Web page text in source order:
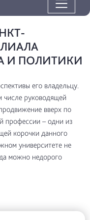
И ПОЛИТИКИ
его владельцу.
числе руководящей
вверх по
профессии – одни из
корочки данного
университете не
можно недорого